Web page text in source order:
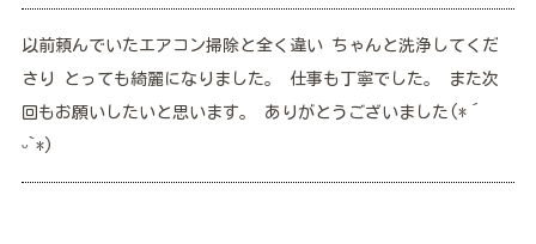
以前頼んでいたエアコン掃除と全く違い ちゃんと洗浄してくだ
さり とっても綺麗になりました。 仕事も丁寧でした。 また次
回もお願いしたいと思います。 ありがとうございました(*´
ᵕ`*)